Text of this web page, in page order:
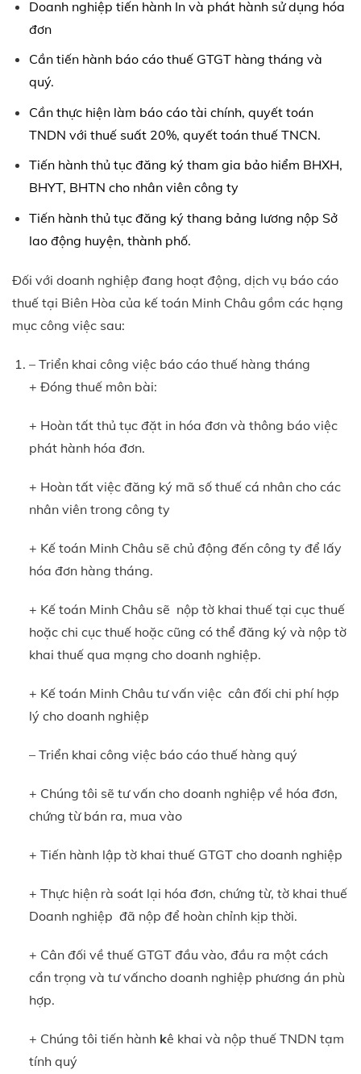
Doanh nghiệp tiến hành In và phát hành sử dụng hóa
đơn
Cần tiến hành báo cáo thuế GTGT hàng tháng và
quý.
Cần thực hiện làm báo cáo tài chính, quyết toán
TNDN với thuế suất 20%, quyết toán thuế TNCN.
Tiến hành thủ tục đăng ký tham gia bảo hiểm BHXH,
BHYT, BHTN cho nhân viên công ty
Tiến hành thủ tục đăng ký thang bảng lương nộp Sở
lao động huyện, thành phố.
Đối với doanh nghiệp đang hoạt động, dịch vụ báo cáo
thuế tại Biên Hòa của kế toán Minh Châu gồm các hạng
mục công việc sau:
– Triển khai công việc báo cáo thuế hàng tháng
+ Đóng thuế môn bài:
+ Hoàn tất thủ tục đặt in hóa đơn và thông báo việc
phát hành hóa đơn.
+ Hoàn tất việc đăng ký mã số thuế cá nhân cho các
nhân viên trong công ty
+ Kế toán Minh Châu sẽ chủ động đến công ty để lấy
hóa đơn hàng tháng.
+ Kế toán Minh Châu sẽ nộp tờ khai thuế tại cục thuế
hoặc chi cục thuế hoặc cũng có thể đăng ký và nộp tờ
khai thuế qua mạng cho doanh nghiệp.
+ Kế toán Minh Châu tư vấn việc cân đối chi phí hợp
lý cho doanh nghiệp
– Triển khai công việc báo cáo thuế hàng quý
+ Chúng tôi sẽ tư vấn cho doanh nghiệp về hóa đơn,
chứng từ bán ra, mua vào
+ Tiến hành lập tờ khai thuế GTGT cho doanh nghiệp
+ Thực hiện rà soát lại hóa đơn, chứng từ, tờ khai thuế
Doanh nghiệp đã nộp để hoàn chỉnh kịp thời.
+ Cân đối về thuế GTGT đầu vào, đầu ra một cách
cẩn trọng và tư vấncho doanh nghiệp phương án phù
hợp.
+ Chúng tôi tiến hành kê khai và nộp thuế TNDN tạm
tính quý